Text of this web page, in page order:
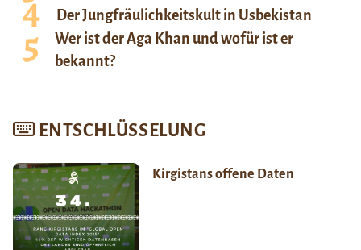
Der Jungfräulichkeitskult in Usbekistan
Wer ist der Aga Khan und wofür ist er
bekannt?
ENTSCHLÜSSELUNG
Kirgistans offene Daten